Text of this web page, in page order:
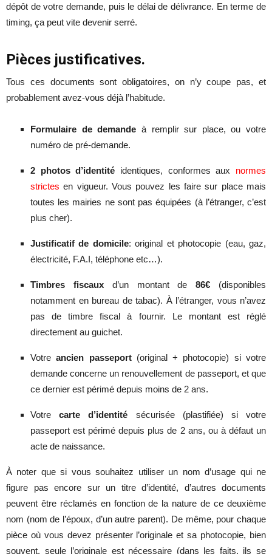
dépôt de votre demande, puis le délai de délivrance. En terme de
timing, ça peut vite devenir serré.
Pièces justificatives.
Tous ces documents sont obligatoires, on n’y coupe pas, et
probablement avez-vous déjà l’habitude.
Formulaire de demande à remplir sur place, ou votre
numéro de pré-demande.
2 photos d’identité identiques, conformes aux normes
strictes en vigueur. Vous pouvez les faire sur place mais
toutes les mairies ne sont pas équipées (à l’étranger, c’est
plus cher).
Justificatif de domicile: original et photocopie (eau, gaz,
électricité, F.A.I, téléphone etc…).
Timbres fiscauxd’un montant de86€ (disponibles
notamment en bureau de tabac). À l’étranger, vous n’avez
pas de timbre fiscal à fournir. Le montant est réglé
directement au guichet.
Votreancien passeport(original + photocopie) si votre
demande concerne un renouvellement de passeport, et que
ce dernier est périmé depuis moins de 2 ans.
Votrecarte d’identité sécurisée (plastifiée) si votre
passeport est périmé depuis plus de 2 ans, ou à défaut un
acte de naissance.
À noter que si vous souhaitez utiliser un nom d’usage qui ne
figure pas encore sur un titre d’identité, d’autres documents
peuvent être réclamés en fonction de la nature de ce deuxième
nom (nom de l’époux, d’un autre parent). De même, pour chaque
pièce où vous devez présenter l’originale et sa photocopie, bien
souvent, seule l’originale est nécessaire (dans les faits, ils se